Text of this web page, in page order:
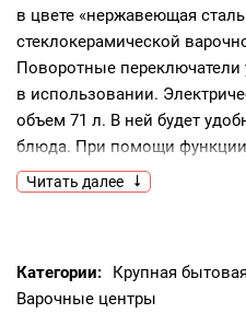
в цвете «нержавеющая
стеклокерамической
Поворотные
в использовании.
объем 71 л. В ней будет
блюда. При помощи функции
золотистой хрустящей
преимущества:Варочная
Читать далее
Категории:
Крупная
Варочные центры